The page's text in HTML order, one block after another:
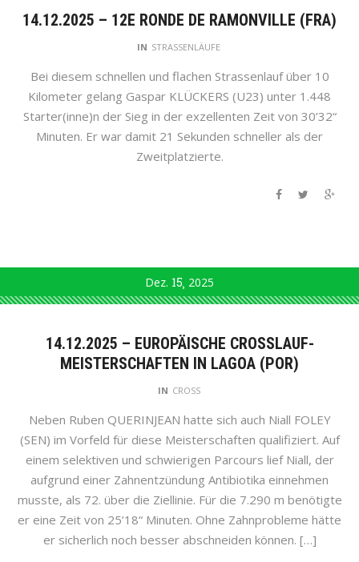
14.12.2025 – 12E RONDE DE RAMONVILLE (FRA)
IN STRASSENLÄUFE
Bei diesem schnellen und flachen Strassenlauf über 10
Kilometer gelang Gaspar KLÜCKERS (U23) unter 1.448
Starter(inne)n der Sieg in der exzellenten Zeit von 30’32“
Minuten. Er war damit 21 Sekunden schneller als der
Zweitplatzierte.
Dez. 15 2025
14.12.2025 – EUROPÄISCHE CROSSLAUF-
MEISTERSCHAFTEN IN LAGOA (POR)
IN CROSS
Neben Ruben QUERINJEAN hatte sich auch Niall FOLEY
(SEN) im Vorfeld für diese Meisterschaften qualifiziert. Auf
einem selektiven und schwierigen Parcours lief Niall, der
aufgrund einer Zahnentzündung Antibiotika einnehmen
musste, als 72. über die Ziellinie. Für die 7.290 m benötigte
er eine Zeit von 25’18“ Minuten. Ohne Zahnprobleme hätte
er sicherlich noch besser abschneiden können. […]